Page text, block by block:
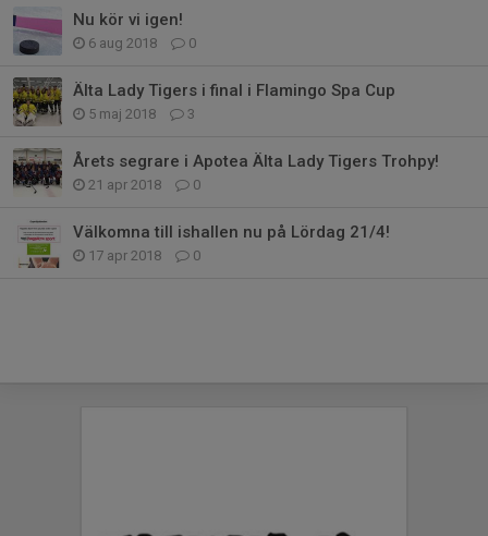
Nu kör vi igen!
6 aug 2018 0
Älta Lady Tigers i final i Flamingo Spa Cup
5 maj 2018 3
Årets segrare i Apotea Älta Lady Tigers Trohpy!
21 apr 2018 0
Välkomna till ishallen nu på Lördag 21/4!
17 apr 2018 0